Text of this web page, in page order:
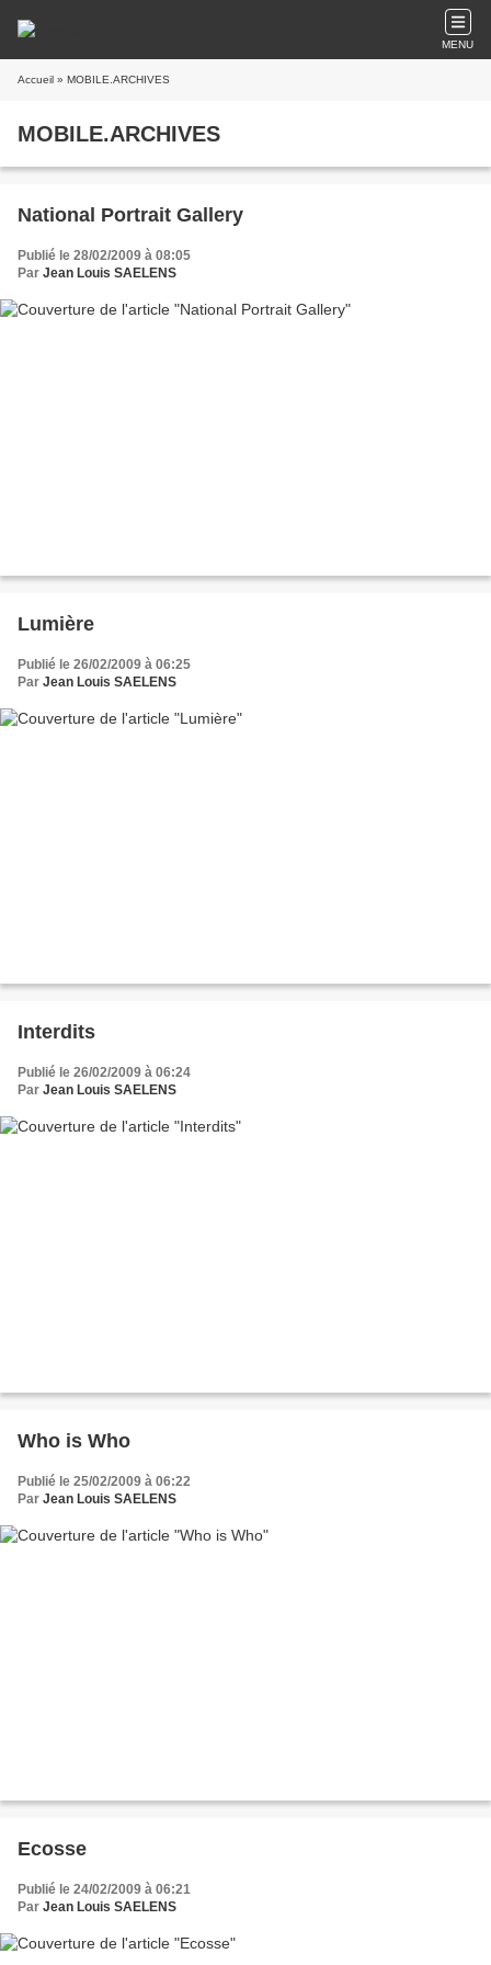
MENU
Accueil » MOBILE.ARCHIVES
MOBILE.ARCHIVES
National Portrait Gallery
Publié le 28/02/2009 à 08:05
Par Jean Louis SAELENS
Lumière
Publié le 26/02/2009 à 06:25
Par Jean Louis SAELENS
Interdits
Publié le 26/02/2009 à 06:24
Par Jean Louis SAELENS
Who is Who
Publié le 25/02/2009 à 06:22
Par Jean Louis SAELENS
Ecosse
Publié le 24/02/2009 à 06:21
Par Jean Louis SAELENS